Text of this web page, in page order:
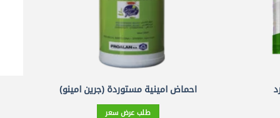
احماض امينية مستوردة (جرين امينو)
طلب عرض سعر